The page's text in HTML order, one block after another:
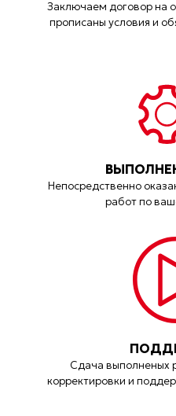
Заключаем договор на
прописаны условия и
Непосредственно
работ по
Сдача выполненых
корректировки и